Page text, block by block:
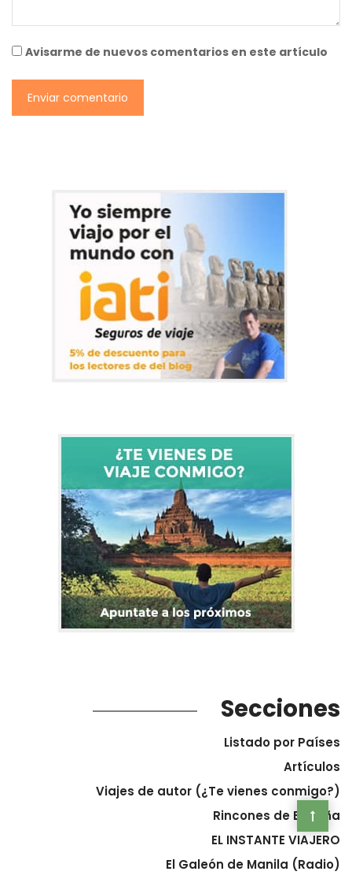
Avisarme de nuevos comentarios en este artículo
Secciones
Listado por Países
Artículos
Viajes de autor (¿Te vienes conmigo?)
Rincones de España
EL INSTANTE VIAJERO
El Galeón de Manila (Radio)